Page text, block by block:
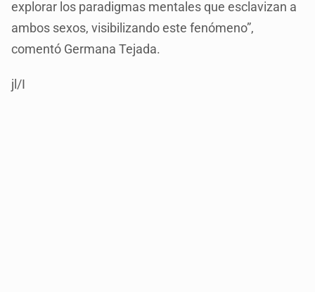
explorar los paradigmas mentales que esclavizan a
ambos sexos, visibilizando este fenómeno”,
comentó Germana Tejada.
jl/I